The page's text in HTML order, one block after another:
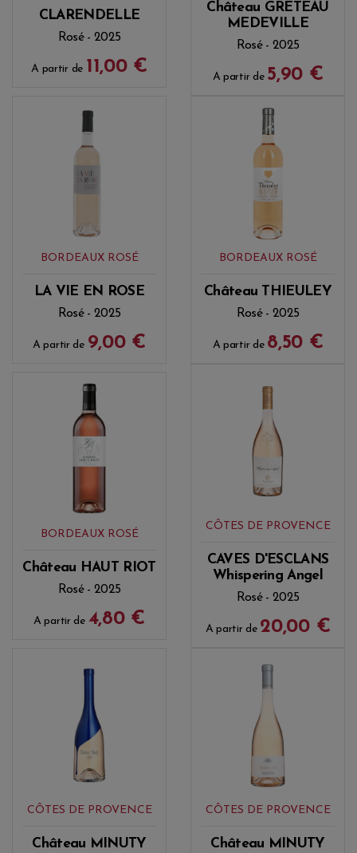
CLARENDELLE
Rosé - 2025
A partir de 11,00 €
Château GRETEAU
MEDEVILLE
Rosé - 2025
A partir de 5,90 €
BORDEAUX ROSÉ
LA VIE EN ROSE
Rosé - 2025
A partir de 9,00 €
BORDEAUX ROSÉ
Château THIEULEY
Rosé - 2025
A partir de 8,50 €
BORDEAUX ROSÉ
Château HAUT RIOT
Rosé - 2025
A partir de 4,80 €
CÔTES DE PROVENCE
CAVES D'ESCLANS
Whispering Angel
Rosé - 2025
A partir de 20,00 €
CÔTES DE PROVENCE
Château MINUTY
CÔTES DE PROVENCE
Château MINUTY